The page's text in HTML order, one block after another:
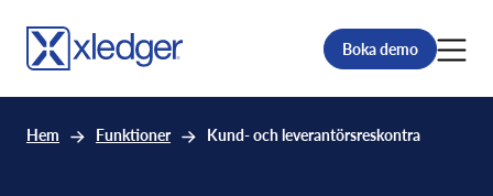
Boka demo
Hem Funktioner Kund- och leverantörsreskontra